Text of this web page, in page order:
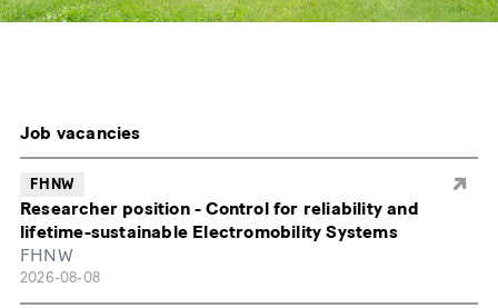
Job vacancies
FHNW
Researcher position - Control for reliability and
lifetime-sustainable Electromobility Systems
FHNW
2026-08-08